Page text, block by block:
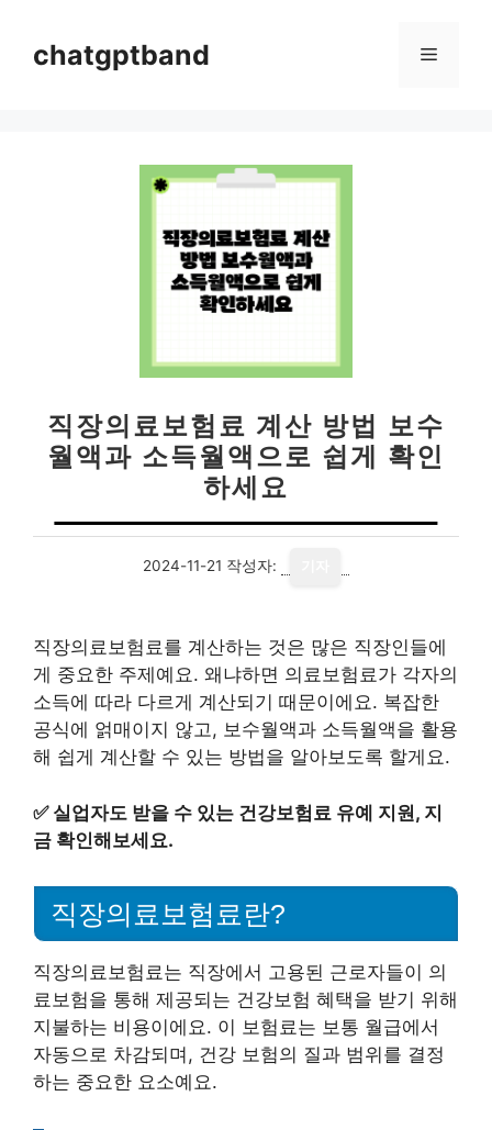
chatgptband 메
직장의료보험료 계산 방법 보수
월액과 소득월액으로 쉽게 확인
하세요
2024-11-21 작성자:
직장의료보험료를 계산하는 것은 많은 직장인들에
게 중요한 주제예요. 왜냐하면 의료보험료가 각자의
소득에 따라 다르게 계산되기 때문이에요. 복잡한
공식에 얽매이지 않고, 보수월액과 소득월액을 활용
해 쉽게 계산할 수 있는 방법을 알아보도록 할게요.
✅ 실업자도 받을 수 있는 건강보험료 유예 지원, 지
금 확인해보세요.
직장의료보험료란?
직장의료보험료는 직장에서 고용된 근로자들이 의
료보험을 통해 제공되는 건강보험 혜택을 받기 위해
지불하는 비용이에요. 이 보험료는 보통 월급에서
자동으로 차감되며, 건강 보험의 질과 범위를 결정
하는 중요한 요소예요.